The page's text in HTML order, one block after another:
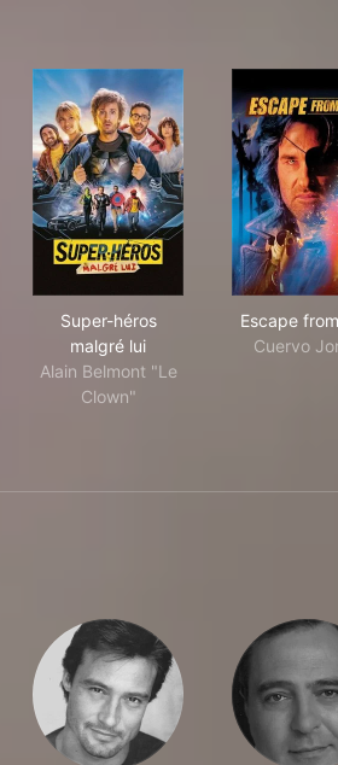
Super-héros
malgré lui
Alain Belmont "Le
Clown"
Escape
Cuervo